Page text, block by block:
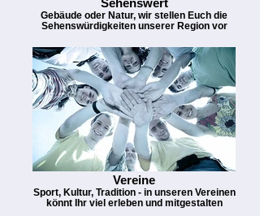
Sehenswert
Gebäude oder Natur, wir stellen Euch die
Sehenswürdigkeiten unserer Region vor
Vereine
Sport, Kultur, Tradition - in unseren Vereinen
könnt Ihr viel erleben und mitgestalten